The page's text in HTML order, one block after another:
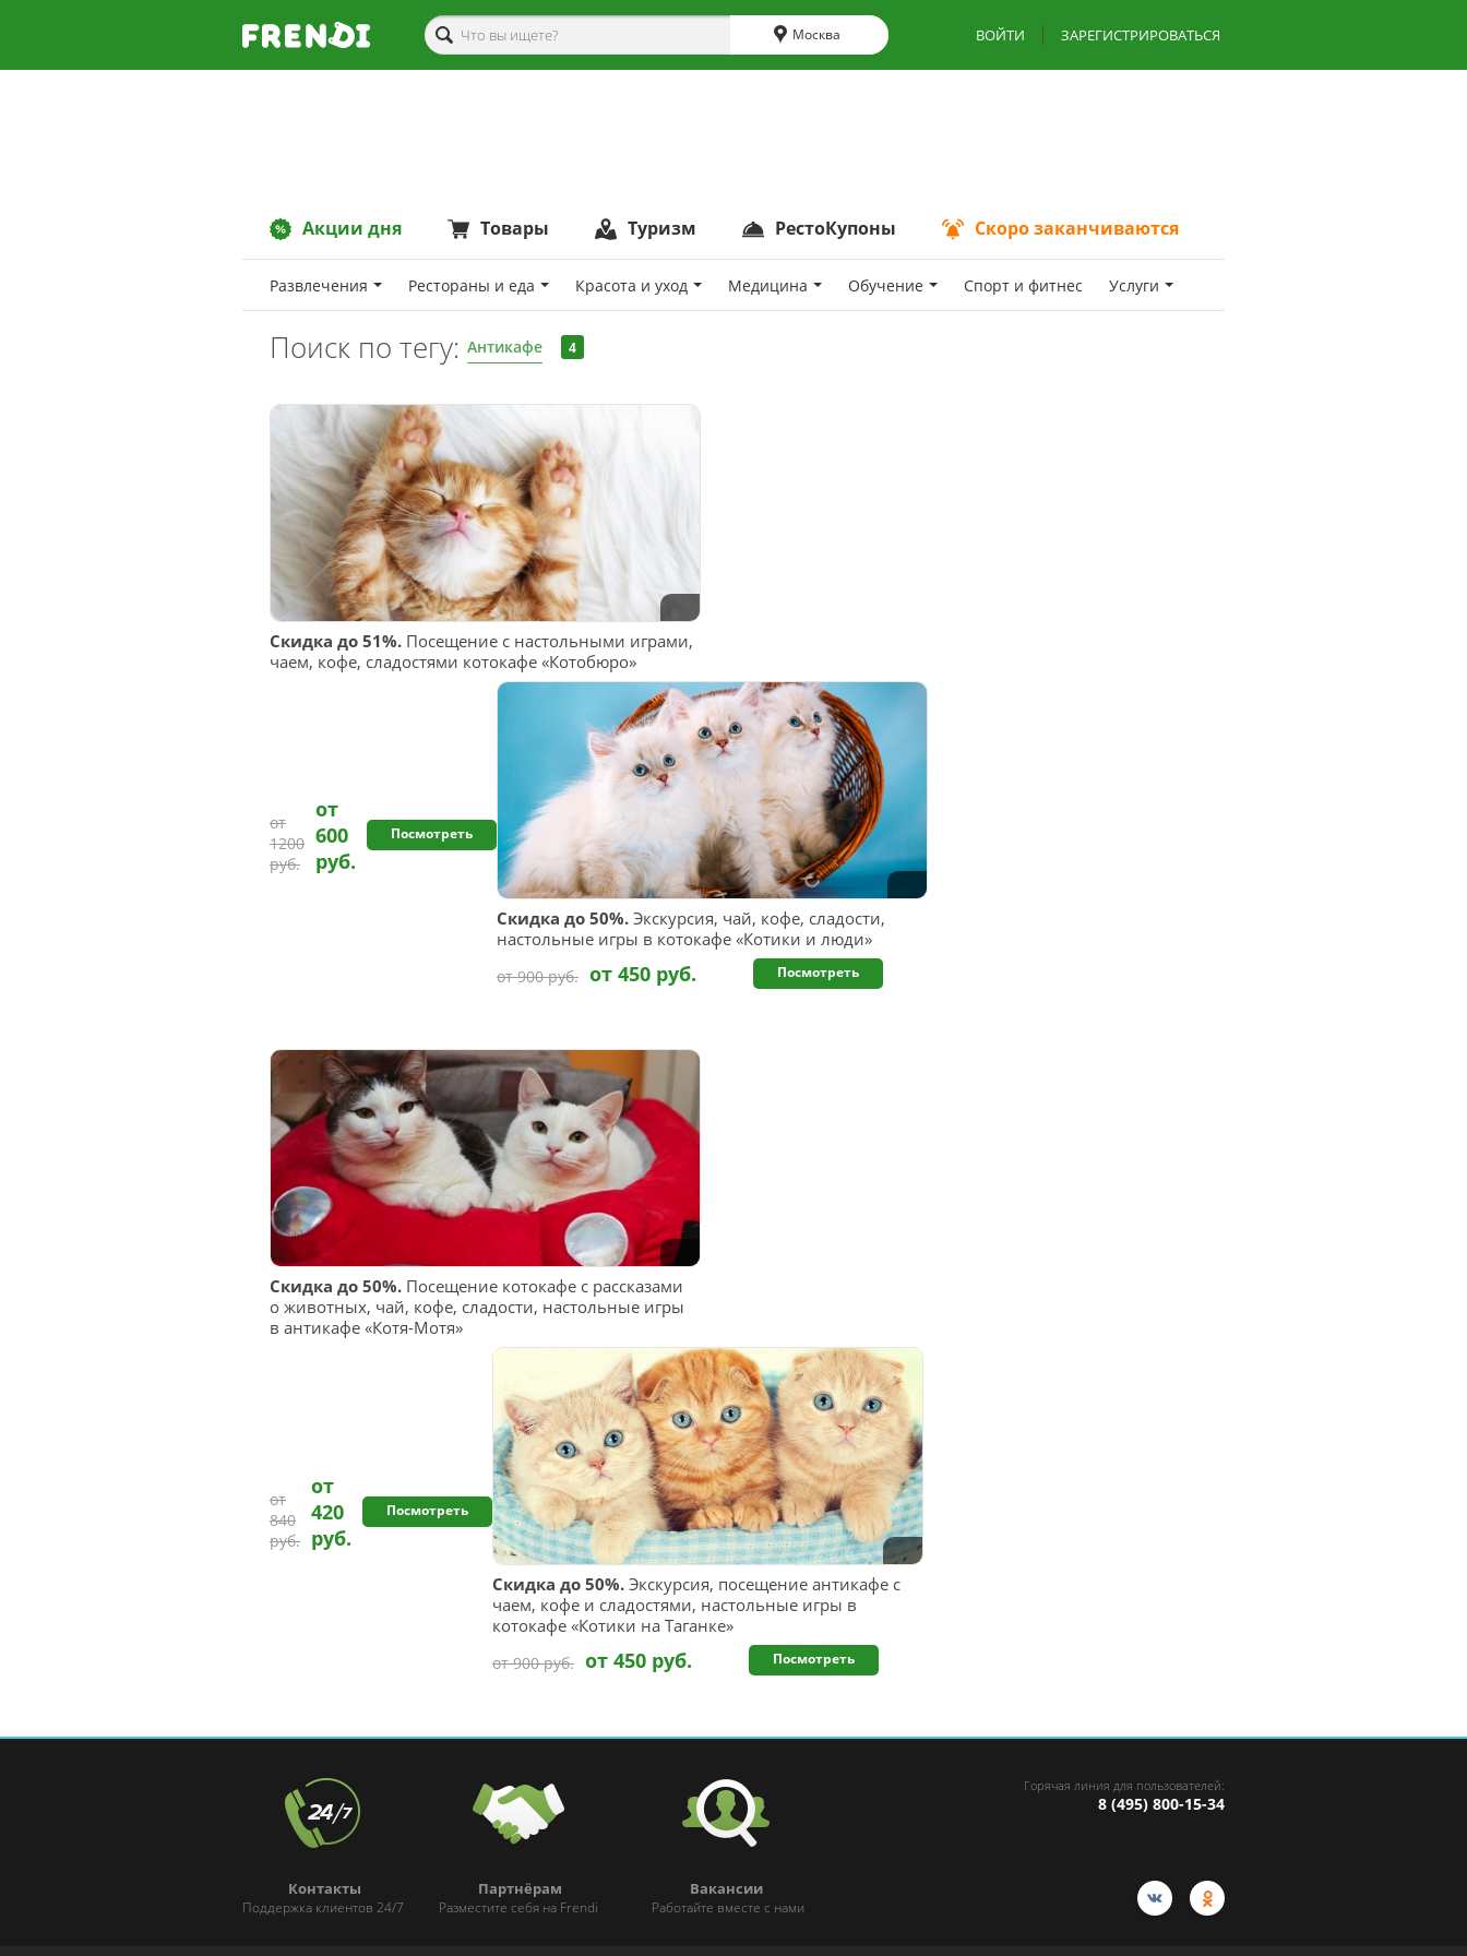
Москва ВОЙТИ ЗАРЕГИСТРИРОВАТЬСЯ
Акции дня Товары Туризм РестоКупоны Скоро заканчиваются
Развлечения Рестораны и еда Красота и уход Медицина Обучение Спoрт и фитнес Услуги
Поиск по тегу: Антикафе 4
Скидка до 51%. Посещение с настольными играми,
чаем, кофе, сладостями котокафе «Котобюро»
от
1200
руб.
от
600
руб.
Посмотреть
Скидка до 50%. Экскурсия, чай, кофе, сладости,
настольные игры в котокафе «Котики и люди»
от 900 руб. от 450 руб. Посмотреть
Скидка до 50%. Посещение котокафе с рассказами
о животных, чай, кофе, сладости, настольные игры
в антикафе «Котя-Мотя»
от
840
руб.
от
420
руб.
Посмотреть
Скидка до 50%. Экскурсия, посещение антикафе с
чаем, кофе и сладостями, настольные игры в
котокафе «Котики на Таганке»
от 900 руб. от 450 руб. Посмотреть
Контакты
Поддержка клиентов 24/7
Партнёрам
Разместите себя на Frendi
Вакансии
Работайте вместе с нами
Горячая линия для пользователей:
8 (495) 800-15-34